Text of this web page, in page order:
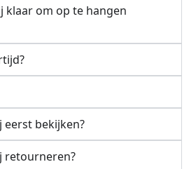
klaar om op te hangen
eerst bekijken?
retourneren?